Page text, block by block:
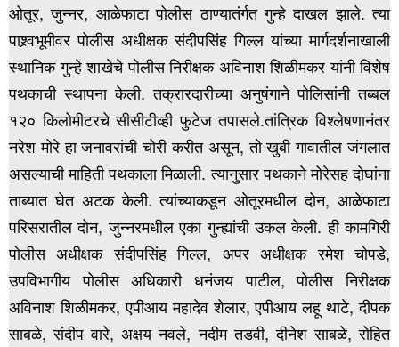
ओतूर, जुन्नर, आळेफाटा पोलीस ठाण्यातंर्गत गुन्हे दाखल झाले.त्या
पाश्र्वभूमीवर पोलीस अधीक्षक संदीपसिंह गिल्ल यांच्या मार्गदर्शनाखाली
स्थानिक गुन्हे शाखेचे पोलीस निरीक्षक अविनाश शिळीमकर यांनी विशेष
पथकाची स्थापना केली. तक्रारदारीच्या अनुषंगाने पोलिसांनी तब्बल
१२० किलोमीटरचे सीसीटीव्ही फुटेज तपासले.तांत्रिक विश्लेषणानंतर
नरेश मोरे हा जनावरांची चोरी करीत असून, तो खुबी गावातील जंगलात
असल्याची माहिती पथकाला मिळाली. त्यानुसार पथकाने मोरेसह दोघांना
ताब्यात घेत अटक केली. त्यांच्याकडून ओतूरमधील दोन, आळेफाटा
परिसरातील दोन, जुन्नरमधील एका गुन्ह्यांची उकल केली. ही कामगिरी
पोलीस अधीक्षक संदीपसिंह गिल्ल, अपर अधीक्षक रमेश चोपडे,
उपविभागीय पोलीस अधिकारी धनंजय पाटील, पोलीस निरीक्षक
अविनाश शिळीमकर, एपीआय महादेव शेलार, एपीआय लहू थाटे, दीपक
साबळे, संदीप वारे, अक्षय नवले, नदीम तडवी, दीनेश साबळे, रोहित